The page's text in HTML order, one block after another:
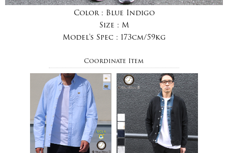
Color : Blue Indigo
Size : M
Model's Spec : 173cm/59kg
Coordinate Item